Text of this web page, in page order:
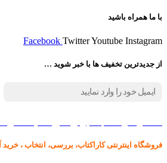
با ما همراه باشید
Facebook TwitterYoutube Instagram
از جدیدترین تخفیف ها با خبر شوید …
فروشگاه اینترنتی کاراکتاب، بررسی، انتخاب ، خرید